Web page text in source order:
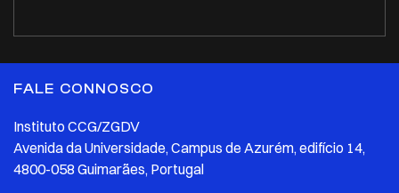
FALE CONNOSCO
Instituto CCG/ZGDV
Avenida da Universidade, Campus de Azurém, edifício 14,
4800-058 Guimarães, Portugal